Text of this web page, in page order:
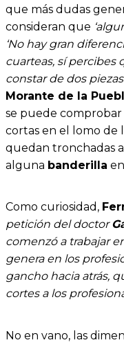
que más dudas
consideran que
‘No hay gran
cuarteas, sí percibes
constar de dos
Morante de la
se puede comprobar
cortas en el lomo de
quedan tronchadas
alguna banderilla
Como curiosidad,
petición del doctor
comenzó a trabajar
genera en los
gancho hacia atrás,
cortes a los
No en vano, las